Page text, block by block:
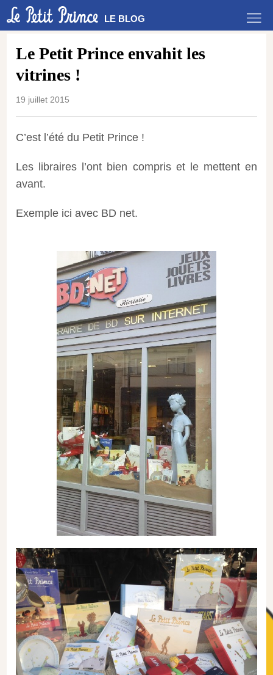
LE BLOG
Le Petit Prince envahit les
vitrines !
19 juillet 2015
C’est l’été du Petit Prince !
Les libraires l’ont bien compris et le mettent en
avant.
Exemple ici avec BD net.